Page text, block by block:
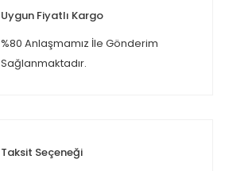
Uygun Fiyatlı Kargo
%80 Anlaşmamız İle Gönderim
Sağlanmaktadır.
Taksit Seçeneği